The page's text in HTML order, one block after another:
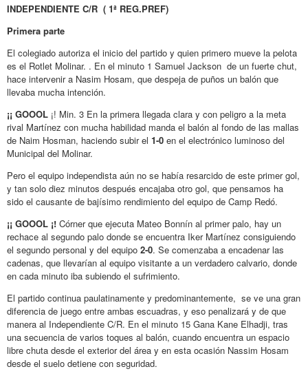
INDEPENDIENTE C/R ( 1ª REG.PREF)
Primera parte
El colegiado autoriza el inicio del partido y quien primero mueve la pelota
es el Rotlet Molinar. . En el minuto 1 Samuel Jackson de un fuerte chut,
hace intervenir a Nasim Hosam, que despeja de puños un balón que
llevaba mucha intención.
¡¡ GOOOL ¡! Min. 3 En la primera llegada clara y con peligro a la meta
rival Martínez con mucha habilidad manda el balón al fondo de las mallas
de Naim Hosman, haciendo subir el 1-0 en el electrónico luminoso del
Municipal del Molinar.
Pero el equipo independista aún no se había resarcido de este primer gol,
y tan solo diez minutos después encajaba otro gol, que pensamos ha
sido el causante de bajísimo rendimiento del equipo de Camp Redó.
¡¡ GOOOL ¡! Córner que ejecuta Mateo Bonnín al primer palo, hay un
rechace al segundo palo donde se encuentra Iker Martínez consiguiendo
el segundo personal y del equipo 2-0. Se comenzaba a encadenar las
cadenas, que llevarían al equipo visitante a un verdadero calvario, donde
en cada minuto iba subiendo el sufrimiento.
El partido continua paulatinamente y predominantemente, se ve una gran
diferencia de juego entre ambas escuadras, y eso penalizará y de que
manera al Independiente C/R. En el minuto 15 Gana Kane Elhadji, tras
una secuencia de varios toques al balón, cuando encuentra un espacio
libre chuta desde el exterior del área y en esta ocasión Nassim Hosam
desde el suelo detiene con seguridad.